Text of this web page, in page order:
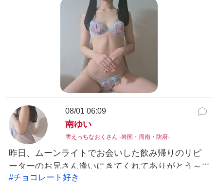
してもらいたいです💙8月も南に会いに来てくださ
い♡#ご指名お待ちしています南ゆい
08/01 06:09
南ゆい
雫えっちなおくさん -岩国・周南・防府-
昨日、ムーンライトでお会いした飲み帰りのリピ
ーターのお兄さん逢いにきてくれてありがとう～
🐰🎀✨&、昨日南も出勤できててよかった🎀🌃✨ま
#チョコレート好き